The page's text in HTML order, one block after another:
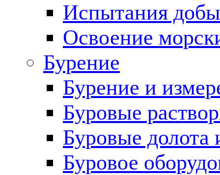
Испытания
Освоение
Бурение
Бурение и
Буровые
Буровые долота
Буровое